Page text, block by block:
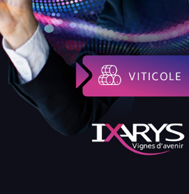
surproduction (ou de la sous-
des vins, le montant de la
produisait trop de vin avec, à la clé,
ajustent les quotas et valident la
viticoles équipés de
calculs de prévisionnel de